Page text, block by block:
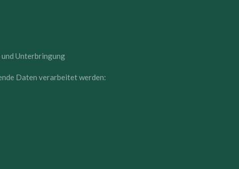
Unterbringung
Daten verarbeitet werden: